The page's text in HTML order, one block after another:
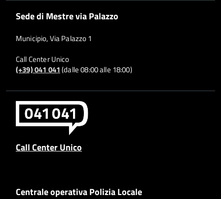
Sede di Mestre via Palazzo
Municipio, Via Palazzo 1
Call Center Unico
(+39) 041 041(dalle 08:00 alle 18:00)
Call Center Unico
Centrale operativa Polizia Locale